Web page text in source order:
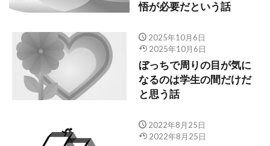
悟が必要だという話
2025年10月6日
2025年10月6日
ぼっちで周りの目が気に
なるのは学生の間だけだ
と思う話
2022年8月25日
2022年8月25日